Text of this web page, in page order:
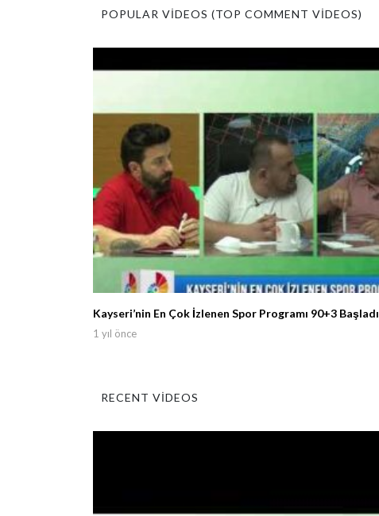
POPULAR VIDEOS (TOP COMMENT VIDEOS)
Kayseri’nin En Çok İzlenen Spor Programı 90+3 Başladı
1 yıl önce
RECENT VIDEOS